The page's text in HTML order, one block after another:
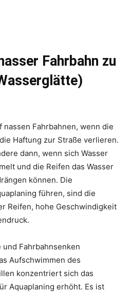
Fahrbahn zu
nassen Fahrbahnen, wenn die
Haftung zur Straße verlieren.
dann, wenn sich Wasser
und die Reifen das Wasser
können. Die
führen, sind die
Reifen, hohe Geschwindigkeit
Fahrbahnsenken
Aufschwimmen des
konzentriert sich das
Aquaplaning erhöht. Es ist